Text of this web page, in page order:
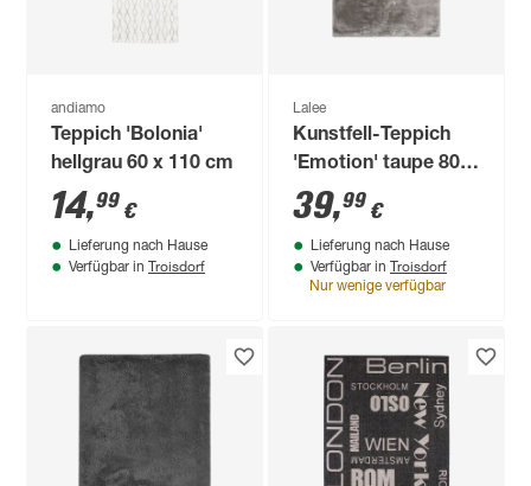
andiamo
Teppich 'Bolonia'
hellgrau 60 x 110 cm
14,99 €
Lieferung nach Hause
Verfügbar in Troisdorf
Lalee
Kunstfell-Teppich
'Emotion' taupe 80 x
150 cm
39,99 €
Lieferung nach Hause
Verfügbar in Troisdorf
Nur wenige verfügbar